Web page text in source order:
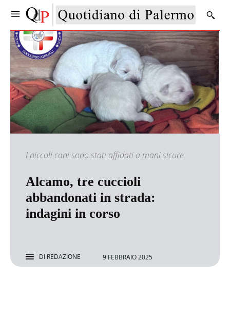
I piccoli cani sono stati affidati a mani sicure
Alcamo, tre cuccioli
abbandonati in strada:
indagini in corso
DI REDAZIONE 9 FEBBRAIO 2025